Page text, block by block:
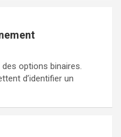
options binaires.
d’identifier un